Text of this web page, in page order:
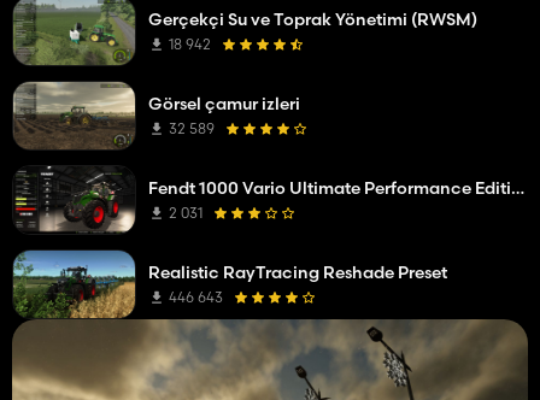
Gerçekçi Su ve Toprak Yönetimi (RWSM)
18 942
Görsel çamur izleri
32 589
Fendt 1000 Vario Ultimate Performance Edition
2 031
Realistic RayTracing Reshade Preset
446 643